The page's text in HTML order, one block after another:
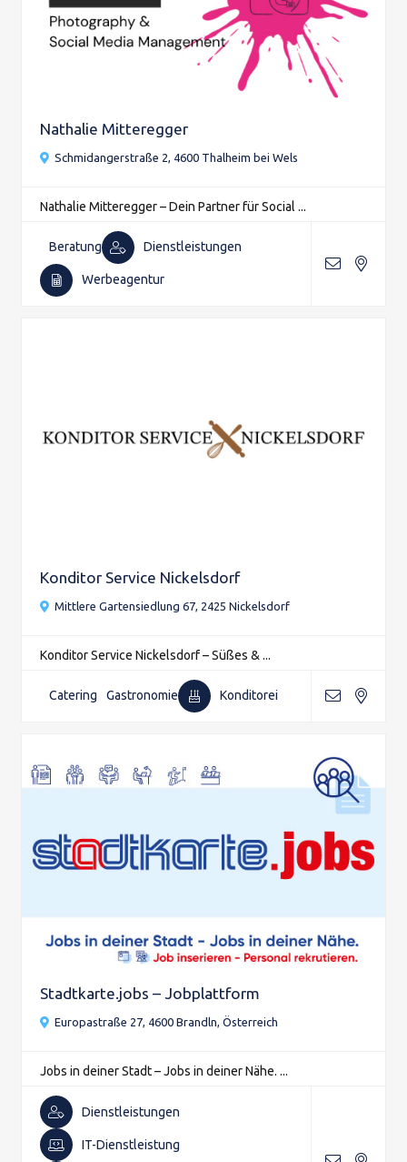
Nathalie Mitteregger
Schmidangerstraße 2, 4600 Thalheim bei Wels
Nathalie Mitteregger – Dein Partner für Social ...
Beratung Dienstleistungen
Werbeagentur
Konditor Service Nickelsdorf
Mittlere Gartensiedlung 67, 2425 Nickelsdorf
Konditor Service Nickelsdorf – Süßes & ...
Catering Gastronomie Konditorei
Stadtkarte.jobs – Jobplattform
Europastraße 27, 4600 Brandln, Österreich
Jobs in deiner Stadt – Jobs in deiner Nähe. ...
Dienstleistungen
IT-Dienstleistung